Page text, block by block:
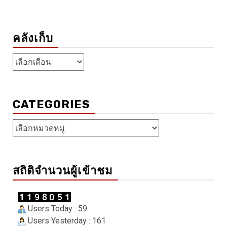
คลังเก็บ
คลัง
เก็บ
CATEGORIES
Categories
สถิติจำนวนผู้เข้าชม
Users Today : 59
Users Yesterday : 161